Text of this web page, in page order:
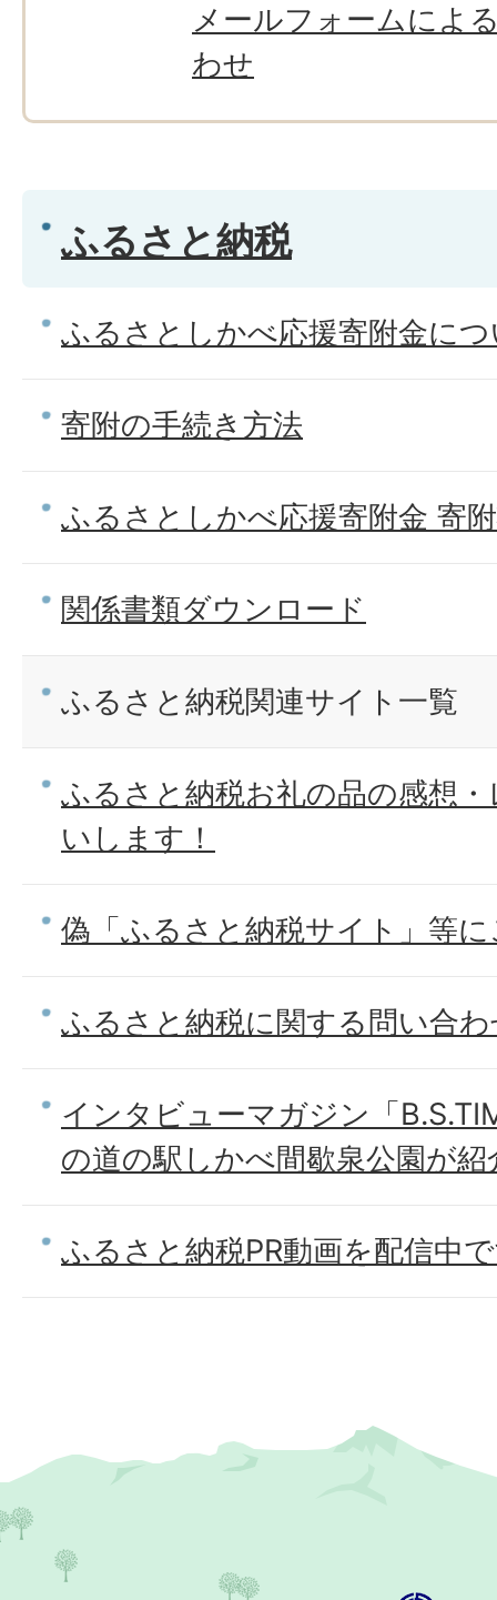
メールフォームによ
わせ
ふるさと納税
ふるさとしかべ応援寄附金に
寄附の手続き方法
ふるさとしかべ応援寄附金 寄
関係書類ダウンロード
ふるさと納税関連サイト一覧
ふるさと納税お礼の品の感想
いします！
偽「ふるさと納税サイト」等
ふるさと納税に関する問い合
インタビューマガジン「
の道の駅しかべ間歇泉公園が
ふるさと納税PR動画を配信中